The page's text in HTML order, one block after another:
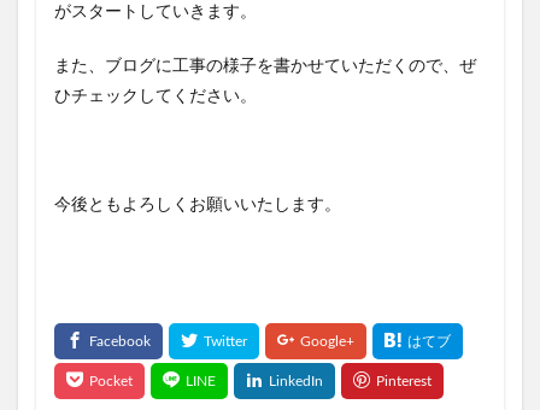
がスタートしていきます。
また、ブログに工事の様子を書かせていただくので、ぜ
ひチェックしてください。
今後ともよろしくお願いいたします。